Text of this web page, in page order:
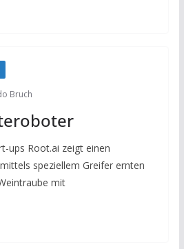
Bruch
ups Root.ai zeigt einen
speziellem Greifer ernten
mit